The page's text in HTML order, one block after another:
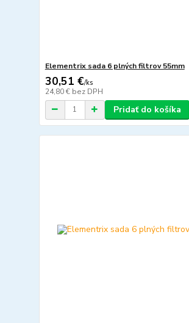
Elementrix sada 6 plných filtrov 55mm
30,51 €/ks
24,80 € bez DPH
Pridať do košíka